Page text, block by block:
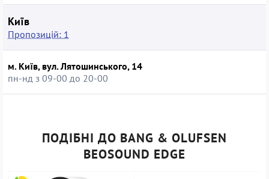
Київ
Пропозицій: 1
м. Київ, вул. Лятошинського, 14
пн-нд з 09-00 до 20-00
ПОДІБНІ ДО BANG & OLUFSEN
BEOSOUND EDGE